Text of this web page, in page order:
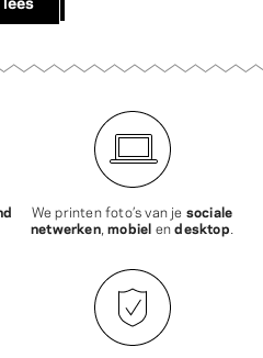
We printen foto’s van je sociale
netwerken,mobiel endesktop